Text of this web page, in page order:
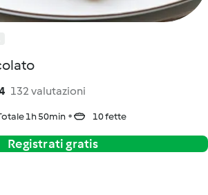
132 valutazioni
1h 50min 10 fette
Registrati gratis